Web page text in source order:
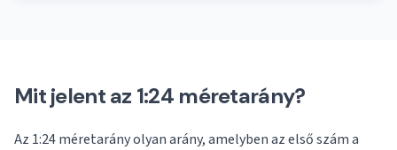
Mit jelent az 1:24 méretarány?
Az 1:24 méretarány olyan arány, amelyben az első szám a